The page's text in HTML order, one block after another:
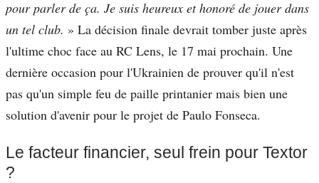
pour parler de ça. Je suis heureux et honoré de jouer dans
un tel club. » La décision finale devrait tomber juste après
l'ultime choc face au RC Lens, le 17 mai prochain. Une
dernière occasion pour l'Ukrainien de prouver qu'il n'est
pas qu'un simple feu de paille printanier mais bien une
solution d'avenir pour le projet de Paulo Fonseca.
Le facteur financier, seul frein pour Textor
?